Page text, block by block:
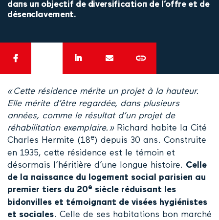
dans un objectif de diversification de l’offre et de
désenclavement.
« Cette résidence mérite un projet à la hauteur.
Elle mérite d’être regardée, dans plusieurs
années, comme le résultat d’un projet de
réhabilitation exemplaire. »Richard habite la Cité
Charles Hermite (18e) depuis 30 ans. Construite
en 1935, cette résidence est le témoin et
désormais l’héritière d’une longue histoire. Celle
de la naissance du logement social parisien au
premier tiers du 20e siècle réduisant les
bidonvilles et témoignant de visées hygiénistes
et sociales. Celle de ses habitations bon marché